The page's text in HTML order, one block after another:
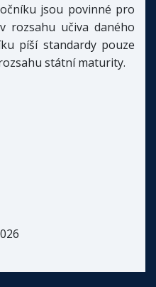
jsou povinné pro
rozsahu učiva daného
píší standardy pouze
státní maturity.